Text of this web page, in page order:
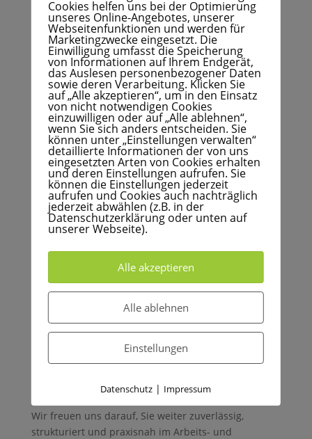
Begehungen – sei es zur Vorbereitung, zur
Durchsicht Ihrer Unterlagen oder als
Sparringspartner im Hintergrund. Unser Anspruch
ist es,Sicherheit und Struktur zu schaffen, ohne
unnötige Komplexität.
Auf Wunsch stellen wir Ihnen außerdem eine
praxisnahe Checklistezur Verfügung. Diese hilft
Ihnen dabei, unkompliziert zu prüfen, wie Ihr
Unternehmen im Arbeits- und Gesundheitsschutz
aktuell aufgestellt ist – ganz ohne Druck, aber mit
klarem Mehrwert.
Die Checkliste können Sie jederzeitdirekt bei uns
anfordern. Einfach eine kurze E-Mail an
Gesundheitsschutz“senden.
Begehungen werden auch 2026 ein fester
Bestandteil des betrieblichen Alltags bleiben. Mit
einer guten Vorbereitung, klaren Zuständigkeiten
verlieren sie jedoch schnell ihren Schrecken.
Wir freuen uns darauf, Sie weiter zuverlässig,
strukturiert und praxisnah im Arbeits- und
Cookies helfen uns bei der Optimierung
unseres Online-Angebotes, unserer
Webseitenfunktionen und werden für
Marketingzwecke eingesetzt. Die
Einwilligung umfasst die Speicherung
von Informationen auf Ihrem Endgerät,
das Auslesen personenbezogener Daten
sowie deren Verarbeitung. Klicken Sie
auf „Alle akzeptieren“, um in den Einsatz
von nicht notwendigen Cookies
einzuwilligen oder auf „Alle ablehnen“,
wenn Sie sich anders entscheiden. Sie
können unter „Einstellungen verwalten“
detaillierte Informationen der von uns
eingesetzten Arten von Cookies erhalten
und deren Einstellungen aufrufen. Sie
können die Einstellungen jederzeit
aufrufen und Cookies auch nachträglich
jederzeit abwählen (z.B. in der
Datenschutzerklärung oder unten auf
unserer Webseite).
Alle akzeptieren
Alle ablehnen
Einstellungen
Datenschutz | Impressum